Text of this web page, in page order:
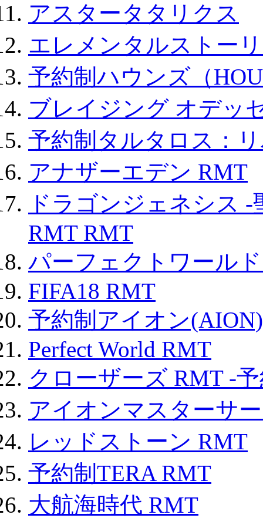
アスタータタリクス
エレメンタルストー
予約制ハウンズ（
ブレイジング オデッ
予約制タルタロス：
アナザーエデン RMT
ドラゴンジェネシス
RMT RMT
パーフェクトワール
FIFA18 RMT
予約制アイオン
Perfect World RMT
クローザーズ RMT -
アイオンマスターサ
レッドストーン RMT
予約制TERA RMT
大航海時代 RMT